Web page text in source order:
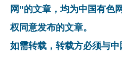
网”的文章，均为中国有色
权同意发布的文章。
如需转载，转载方必须与中